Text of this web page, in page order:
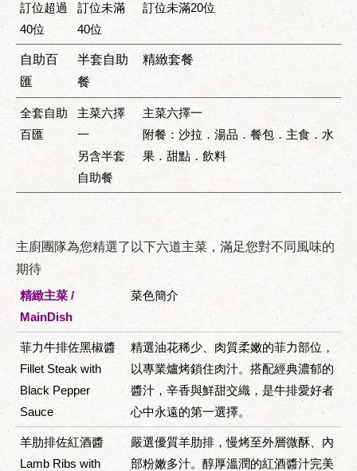
訂位超過
40位
訂位未滿
40位
訂位未滿20位
自助百
匯
半套自助
餐
精緻套餐
全套自助
百匯
主菜六擇
一
另含半套
自助餐
主菜六擇一
附餐：沙拉．湯品．餐包．主食．水
果．甜點．飲料
主廚團隊為您精選了以下六道主菜，滿足您對不同風味的
期待
精緻主菜 /
MainDish
菜色簡介
菲力牛排佐黑椒醬
Fillet Steak with
Black Pepper
Sauce
精選油花稀少、肉質柔嫩的菲力部位，
以專業爐烤鎖住肉汁。搭配經典濃郁的
醬汁，辛香與鮮甜交織，是牛排愛好者
心中永遠的第一選擇。
羊肋排佐紅酒醬
Lamb Ribs with
嚴選優質羊肋排，慢烤至外層微酥、內
部粉嫩多汁。醇厚溫潤的紅酒醬汁完美